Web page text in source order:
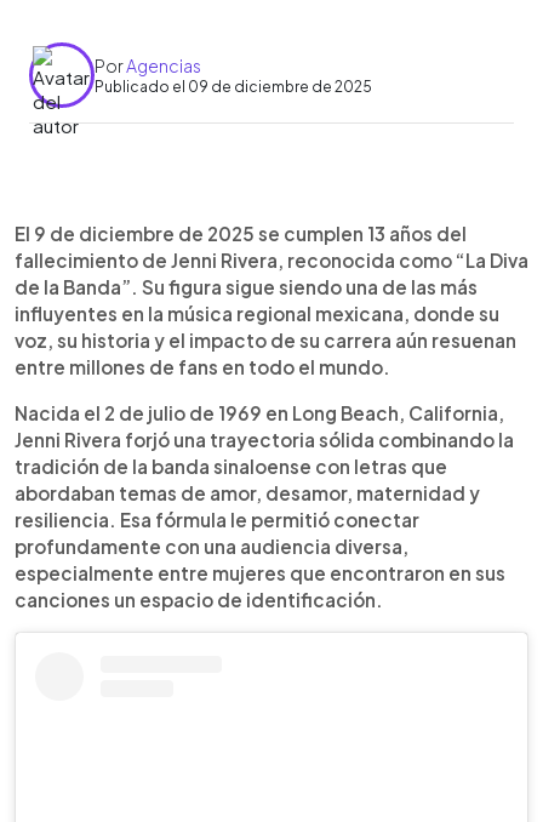
PorAgencias
Publicado el 09 de diciembre de 2025
► Escuchar artículo
El 9 de diciembre de 2025 se cumplen 13 años del
fallecimiento de Jenni Rivera, reconocida como
“La Diva de la Banda”. Su música, cargada de
temas como el amor, la maternidad y la
superación, la convirtió en una figura influyente del
regional mexicano. Su último concierto fue en
terminó con su vida. Desde entonces, su familia ha
mantenido su legado vivo mediante producciones
póstumas, como Paloma Negra desde Monterrey,
y la serie biográfica Mariposa de Barrio. Su historia
continúa resonando entre nuevas generaciones
de fans y seguidores de su música.
El 9 de diciembre de 2025 se cumplen 13 años del
fallecimiento de Jenni Rivera, reconocida como “La Diva
de la Banda”. Su figura sigue siendo una de las más
influyentes en la música regional mexicana, donde su
voz, su historia y el impacto de su carrera aún resuenan
entre millones de fans en todo el mundo.
Nacida el 2 de julio de 1969 en Long Beach, California,
Jenni Rivera forjó una trayectoria sólida combinando la
tradición de la banda sinaloense con letras que
abordaban temas de amor, desamor, maternidad y
resiliencia. Esa fórmula le permitió conectar
profundamente con una audiencia diversa,
especialmente entre mujeres que encontraron en sus
canciones un espacio de identificación.